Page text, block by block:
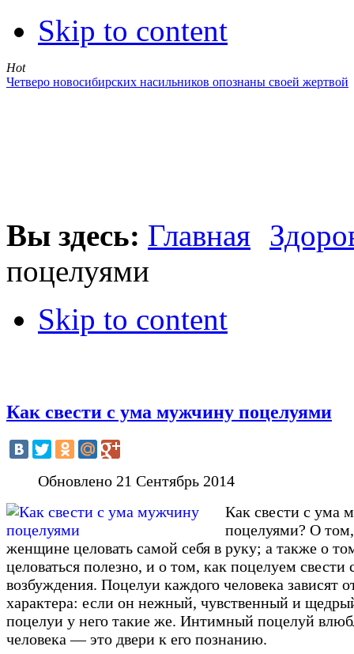
Skip to content
Hot
Четверо новосибирских насильников опознаны своей жертвой
Вы здесь: Главная
поцелуями
Skip to content
Как свести с ума мужчину поцелуями
Обновлено 21 Сентябрь 2014
Как свести с ума
поцелуями? О
женщине целовать самой себя в руку; а также о
целоваться полезно, и о том, как поцелуем свести
возбуждения. Поцелуи каждого человека зависят
характера: если он нежный, чувственный и
поцелуи у него такие же. Интимный поцелуй
человека — это двери к его познанию.